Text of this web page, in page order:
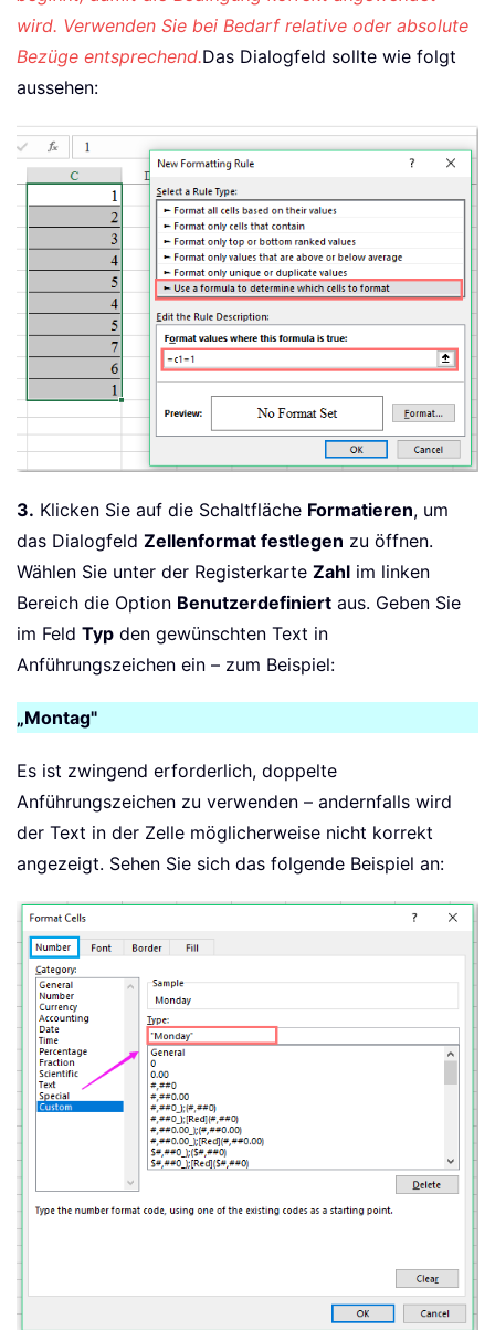
wird. Verwenden Sie bei Bedarf relative oder absolute
Bezüge entsprechend.Das Dialogfeld sollte wie folgt
aussehen:
3. Klicken Sie auf die Schaltfläche Formatieren, um
das Dialogfeld Zellenformat festlegen zu öffnen.
Wählen Sie unter der Registerkarte Zahl im linken
Bereich die Option Benutzerdefiniert aus. Geben Sie
im Feld Typ den gewünschten Text in
Anführungszeichen ein – zum Beispiel:
„Montag"
Es ist zwingend erforderlich, doppelte
Anführungszeichen zu verwenden – andernfalls wird
der Text in der Zelle möglicherweise nicht korrekt
angezeigt. Sehen Sie sich das folgende Beispiel an: